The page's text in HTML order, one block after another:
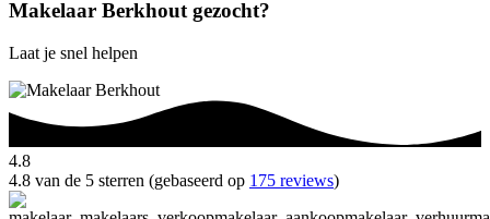
Makelaar Berkhout gezocht?
Laat je snel helpen
4.8
4.8 van de 5 sterren (gebaseerd op 175 reviews)